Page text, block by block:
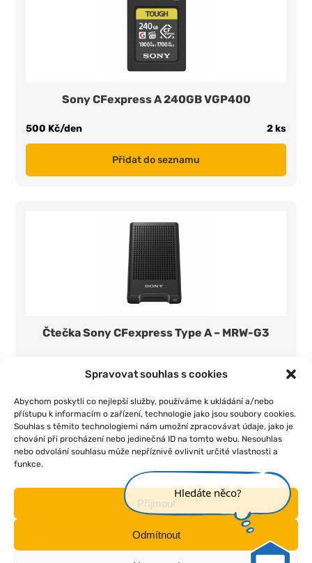
Spravovat souhlas s cookies
Abychom poskytli co nejlepší služby, používáme k ukládání a/nebo
přístupu k informacím o zařízení, technologie jako jsou soubory cookies.
Souhlas s těmito technologiemi nám umožní zpracovávat údaje, jako je
chování při procházení nebo jedinečná ID na tomto webu. Nesouhlas
nebo odvolání souhlasu může nepříznivě ovlivnit určité vlastnosti a
funkce.
Příjmout
Odmítnout
Sony CFexpress A 240GB VGP400
500 Kč/den 2 ks
Přidat do seznamu
Čtečka Sony CFexpress Type A – MRW-G3
Úvod | O nás | Pojištění | Obchodní podmínky | Kontakt
Hledáte něco?